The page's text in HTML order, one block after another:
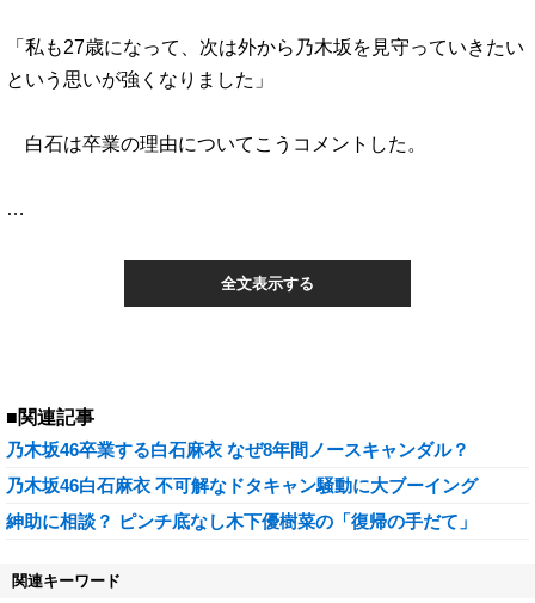
「私も27歳になって、次は外から乃木坂を見守っていきたい
という思いが強くなりました」
白石は卒業の理由についてこうコメントした。
…
全文表示する
■関連記事
乃木坂46卒業する白石麻衣 なぜ8年間ノースキャンダル？
乃木坂46白石麻衣 不可解なドタキャン騒動に大ブーイング
紳助に相談？ ピンチ底なし木下優樹菜の「復帰の手だて」
関連キーワード